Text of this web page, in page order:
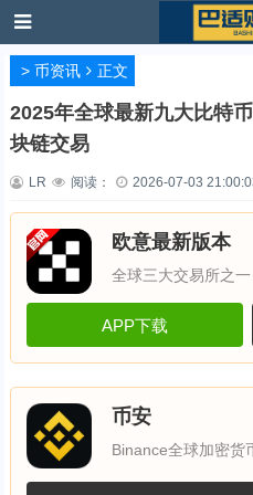
> 币资讯 正文
2025年全球最新九大比特
块链交易
LR 阅读： 2026-07-03
欧意最新版本
全球三大交易所之一
APP下载
币安
Binance全球加密货